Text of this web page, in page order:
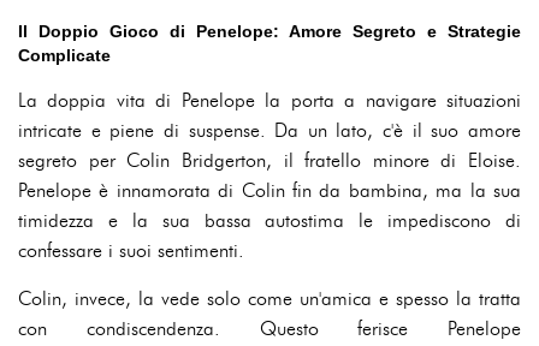
Il Doppio Gioco di Penelope: Amore Segreto e Strategie
Complicate
La doppia vita di Penelope la porta a navigare situazioni
intricate e piene di suspense. Da un lato, c'è il suo amore
segreto per Colin Bridgerton, il fratello minore di Eloise.
Penelope è innamorata di Colin fin da bambina, ma la sua
timidezza e la sua bassa autostima le impediscono di
confessare i suoi sentimenti.
Colin, invece, la vede solo come un'amica e spesso la tratta
con condiscendenza. Questo ferisce Penelope